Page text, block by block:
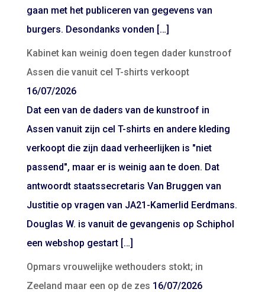
gaan met het publiceren van gegevens van
burgers. Desondanks vonden […]
Kabinet kan weinig doen tegen dader kunstroof
Assen die vanuit cel T-shirts verkoopt
16/07/2026
Dat een van de daders van de kunstroof in
Assen vanuit zijn cel T-shirts en andere kleding
verkoopt die zijn daad verheerlijken is "niet
passend", maar er is weinig aan te doen. Dat
antwoordt staatssecretaris Van Bruggen van
Justitie op vragen van JA21-Kamerlid Eerdmans.
Douglas W. is vanuit de gevangenis op Schiphol
een webshop gestart […]
Opmars vrouwelijke wethouders stokt; in
Zeeland maar een op de zes 16/07/2026